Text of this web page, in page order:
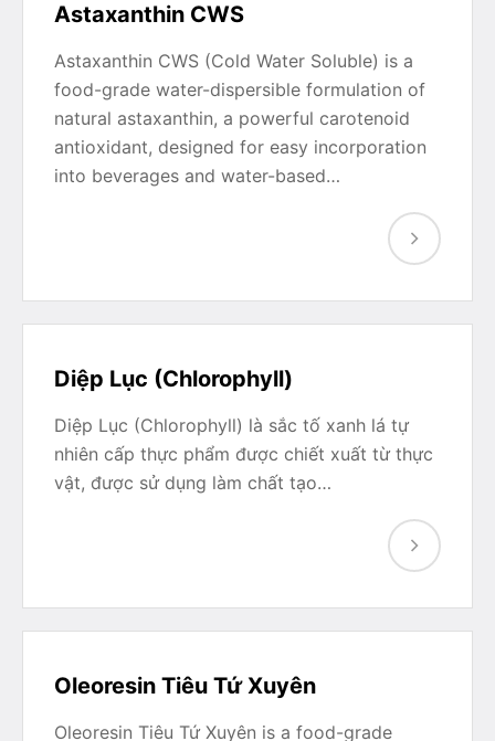
Astaxanthin CWS
Astaxanthin CWS (Cold Water Soluble) is a
food-grade water-dispersible formulation of
natural astaxanthin, a powerful carotenoid
antioxidant, designed for easy incorporation
into beverages and water-based…
Diệp Lục (Chlorophyll)
Diệp Lục (Chlorophyll) là sắc tố xanh lá tự
nhiên cấp thực phẩm được chiết xuất từ thực
vật, được sử dụng làm chất tạo…
Oleoresin Tiêu Tứ Xuyên
Oleoresin Tiêu Tứ Xuyên is a food-grade